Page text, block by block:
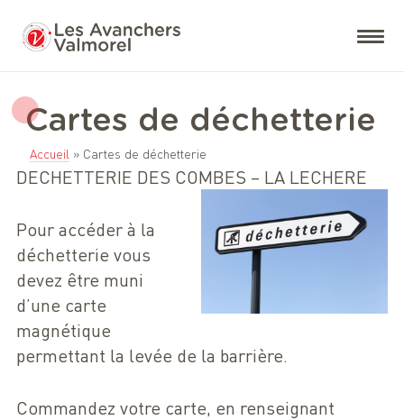
Cartes de déchetterie
Accueil » Cartes de déchetterie
DECHETTERIE DES COMBES – LA LECHERE
Pour accéder à la
déchetterie vous
devez être muni
d’une carte
magnétique
permettant la levée de la barrière.
Commandez votre carte, en renseignant